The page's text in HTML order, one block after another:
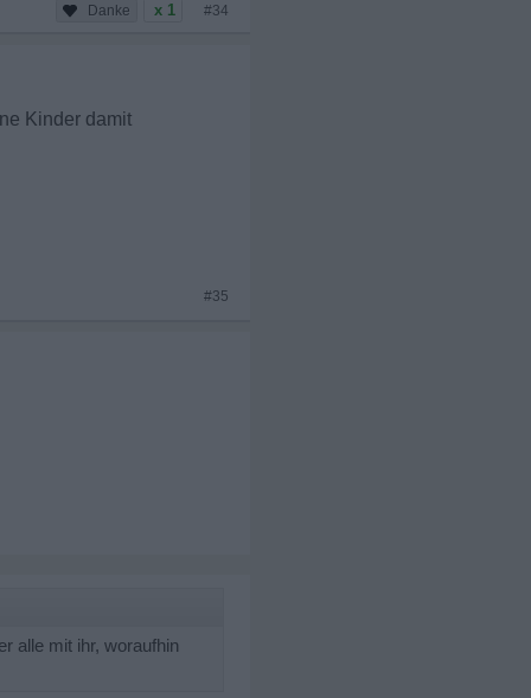
x 1 #34
Kinder damit
#35
alle mit ihr, woraufhin